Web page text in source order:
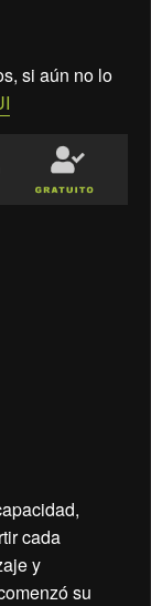
si aún no lo
cada
y
su